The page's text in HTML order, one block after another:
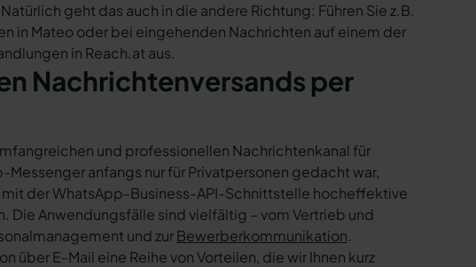
geht das auch in die andere Richtung: Führen Sie z.B.
in Mateo oder bei eingehenden Nachrichten auf einem der
in Reach.at aus.
Nachrichtenversands per
und professionellen Nachrichtenkanal für
anfangs nur für Privatpersonen gedacht war,
der WhatsApp-Business-API-Schnittstelle hocheffektive
Anwendungsfälle sind vielfältig – vom Vertrieb und
und zurBewerberkommunikation.
über E-Mail eine Reihe von Vorteilen, die wir Ihnen kurz